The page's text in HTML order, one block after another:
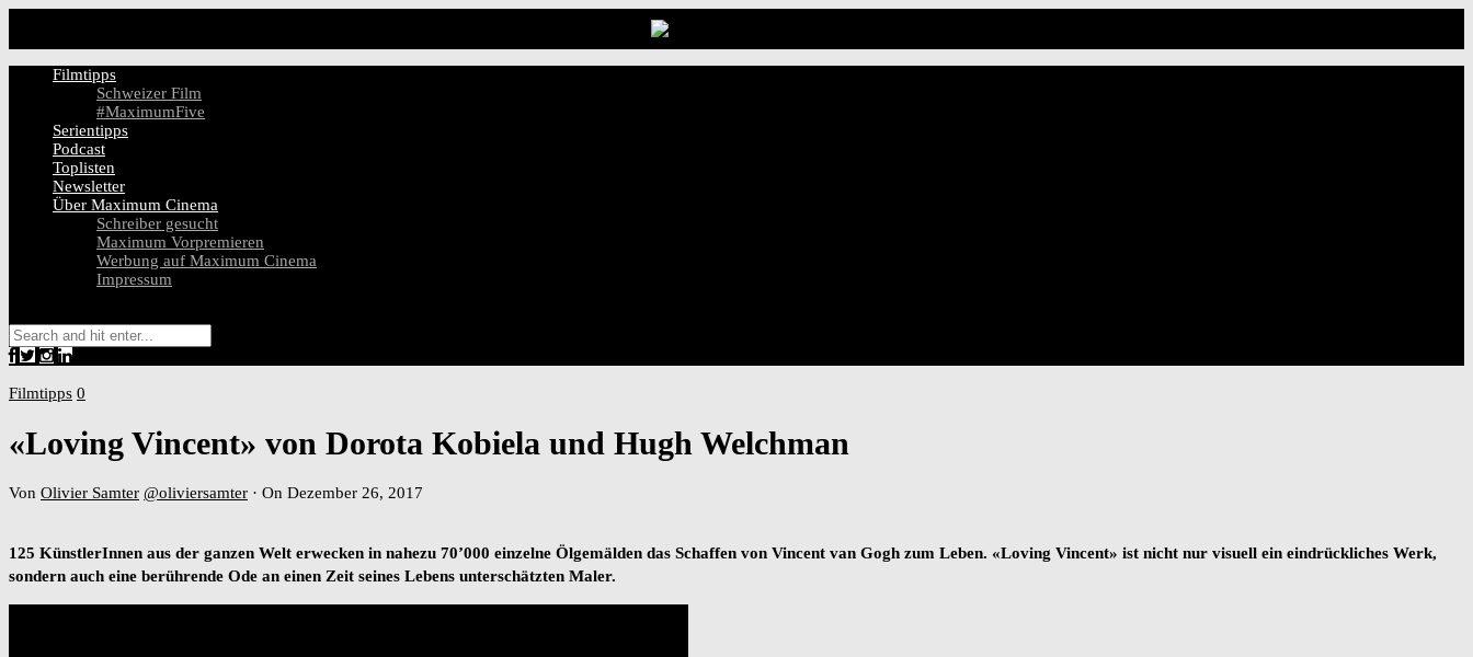
Filmtipps
Schweizer Film
#MaximumFive
Serientipps
Podcast
Toplisten
Newsletter
Über Maximum Cinema
Schreiber gesucht
Maximum Vorpremieren
Werbung auf Maximum Cinema
Impressum
Filmtipps 0
«Loving Vincent» von Dorota Kobiela und Hugh Welchman
Von Olivier Samter @oliviersamter · On Dezember 26, 2017
125 KünstlerInnen aus der ganzen Welt erwecken in nahezu 70’000 einzelne Ölgemälden das Schaffen von Vincent van Gogh zum Leben. «Loving Vincent» ist nicht nur visuell ein eindrückliches Werk,
sondern auch eine berührende Ode an einen Zeit seines Lebens unterschätzten Maler.